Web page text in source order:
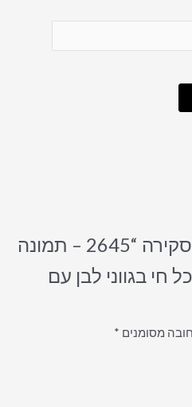
היה הראשון לכתוב סקירה “2645 – תמונה
בגווני לבן עם
מסומנים *